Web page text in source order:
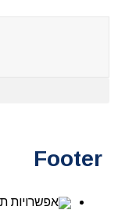
Footer
אפשרויות